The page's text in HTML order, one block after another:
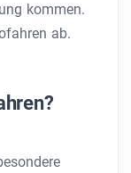
kommen.
ab.